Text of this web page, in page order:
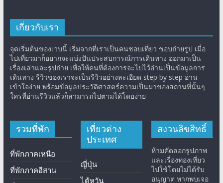
เกี่ยวกับเรา
จุดเริ่มต้นของเวบนี้ เริ่มจากที่เราเป็นคนชอบเที่ยว ชอบถ่ายรูป เมื่อ
ไปเที่ยวมาก็อยากจะแบ่งปันประสบการณ์การเดินทาง ออกมาเป็น
เรื่องเล่าและรูปถ่าย เพื่อให้คนที่ต้องการจะไปไว้อ่านเป็นข้อมูลการ
เดินทาง รีวิวของเราจะเป็นรีวิวอย่างละเอียด step by step อ่าน
เข้าใจง่าย พร้อมข้อมูลประวัติศาสตร์ความเป็นมาของสถานที่นั้นๆ
ใครที่อ่านรีวิวแล้วก็สามารถไปตามได้โดยง่าย
รวมที่พัก
ที่พักภาคเหนือ
ที่พักภาคอีสาน
เที่ยวต่าง
ประเทศ
ญี่ปุ่น
ไต้หวัน
สงวนลิขสิทธิ์
ห้ามคัดลอกรูปภาพ
และเรื่องท่องเที่ยว
ไปใช้โดยไม่ได้รับ
อนุญาต หากพบเจอ